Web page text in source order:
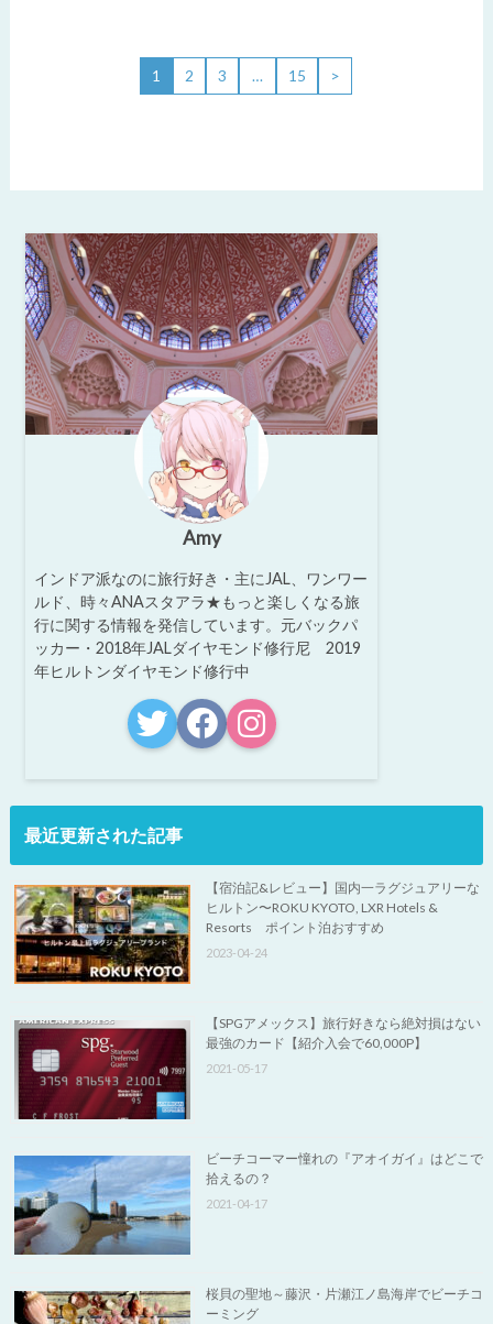
1 2 3 … 15 >
Amy
インドア派なのに旅行好き・主にJAL、ワンワー
ルド、時々ANAスタアラ★もっと楽しくなる旅
行に関する情報を発信しています。元バックパ
ッカー・2018年JALダイヤモンド修行尼 2019
年ヒルトンダイヤモンド修行中
最近更新された記事
【宿泊記&レビュー】国内一ラグジュアリーな
ヒルトン〜ROKU KYOTO, LXR Hotels &
Resorts ポイント泊おすすめ
2023-04-24
【SPGアメックス】旅行好きなら絶対損はない
最強のカード【紹介入会で60,000P】
2021-05-17
ビーチコーマー憧れの『アオイガイ』はどこで
拾えるの？
2021-04-17
桜貝の聖地～藤沢・片瀬江ノ島海岸でビーチコ
ーミング